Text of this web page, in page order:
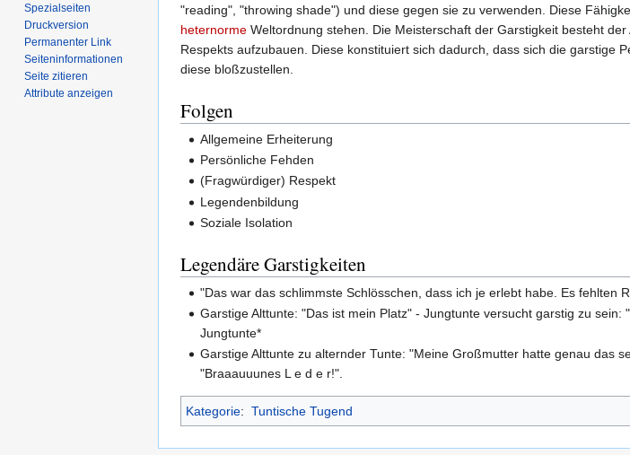
"reading", "throwing shade") und diese gegen sie zu verwenden. Diese
heternorme Weltordnung stehen. Die Meisterschaft der Garstigkeit besteht
Respekts aufzubauen. Diese konstituiert sich dadurch, dass sich die garstige
diese bloßzustellen.
Folgen
Allgemeine Erheiterung
Persönliche Fehden
(Fragwürdiger) Respekt
Legendenbildung
Soziale Isolation
Legendäre Garstigkeiten
"Das war das schlimmste Schlösschen, dass ich je erlebt habe. Es fehlten
Garstige Alttunte: "Das ist mein Platz" - Jungtunte versucht garstig zu
Jungtunte*
Garstige Alttunte zu alternder Tunte: "Meine Großmutter hatte genau das
"Braaauuunes L e d e r!".
Kategorie: Tuntische Tugend
Spezialseiten
Druckversion
Permanenter Link
Seiten­­informationen
Seite zitieren
Attribute anzeigen